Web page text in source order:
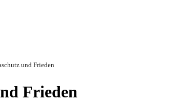
und Frieden
Frieden